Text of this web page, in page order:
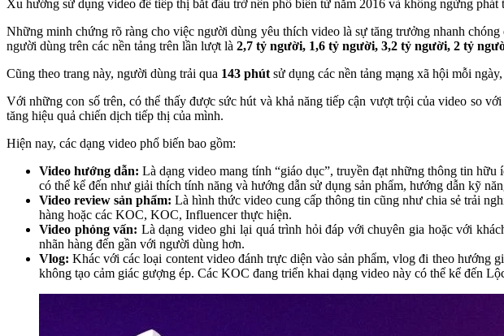
Xu hướng sử dụng video để tiếp thị bắt đầu trở nên phổ biến từ năm 2016 và không ngừng phát
Những minh chứng rõ ràng cho việc người dùng yêu thích video là sự tăng trưởng nhanh
người dùng trên các nền tảng trên lần lượt là 2,7 tỷ người, 1,6 tỷ người, 3,2 tỷ người, 2 tỷ
Cũng theo trang này, người dùng trải qua 143 phút sử dụng các nền tảng mạng xã hội mỗi
Với những con số trên, có thể thấy được sức hút và khả năng tiếp cận vượt trội của video so
tăng hiệu quả chiến dịch tiếp thị của mình.
Hiện nay, các dạng video phổ biến bao gồm:
Video hướng dẫn:Là dạng video mang tính “giáo dục”, truyền đạt những thông tin
có thể kể đến như giải thích tính năng và hướng dẫn sử dụng sản phẩm, hướng dẫn kỹ
Video review sản phẩm: Là hình thức video cung cấp thông tin cũng như chia sẻ trải
hàng hoặc các KOC, KOC, Influencer thực hiện.
Video phỏng vấn: Là dạng video ghi lại quá trình hỏi đáp với chuyên gia hoặc với
nhãn hàng đến gần với người dùng hơn.
Vlog:Khác với các loại content video đánh trực diện vào sản phẩm, vlog đi theo hướng
không tạo cảm giác gượng ép. Các KOC đang triển khai dạng video này có thể kể đến